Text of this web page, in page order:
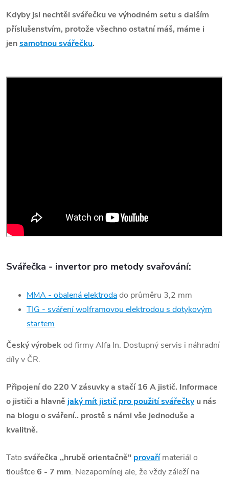
Kdyby jsi nechtěl svářečku ve výhodném setu s dalším
příslušenstvím, protože všechno ostatní máš, máme i
jensamotnou svářečku.
Svářečka - invertor pro metody svařování:
MMA - obalená elektrodado průměru 3,2 mm
TIG - sváření wolframovou elektrodou s dotykovým
startem
Český výrobekod firmy Alfa In. Dostupný servis i náhradní
díly v ČR.
Připojení do 220 V zásuvky a stačí 16 A jistič. Informace
o jističi a hlavně jaký mít jistič pro použití svářečkyu nás
na blogu o sváření.. prostě s námi vše jednoduše a
kvalitně.
Tato svářečka ,,hrubě orientačně" provařímateriál o
tloušťce6 - 7 mm. Nezapomínej ale, že vždy záleží na